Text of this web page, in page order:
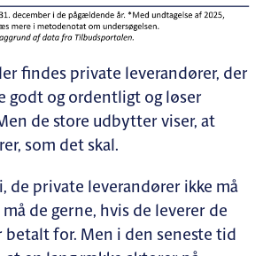
findes private leverandører, der
godt og ordentligt og løser
de store udbytter viser, at
som det skal.
de private leverandører ikke må
de gerne, hvis de leverer de
betalt for. Men i den seneste tid